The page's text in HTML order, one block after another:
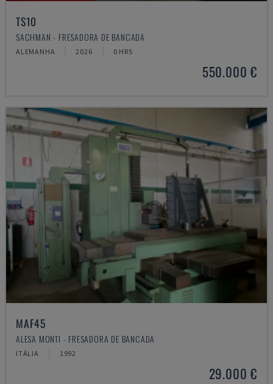
TS10
SACHMAN - FRESADORA DE BANCADA
ALEMANHA 2026 0 HRS
550.000 €
MAF45
ALESA MONTI - FRESADORA DE BANCADA
ITÁLIA 1992
29.000 €